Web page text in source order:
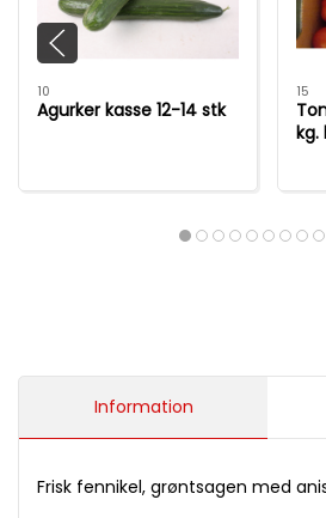
10
Agurker kasse 12-14 stk
15
kg.
Information
Frisk fennikel, grøntsagen med